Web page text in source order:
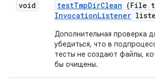
void testTmpDirClean (File
InvocationListener
Дополнительная проверка
убедиться, что в
тесты не создают файлы,
бы очищены.